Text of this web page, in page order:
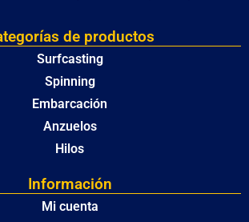
de productos
Surfcasting
Spinning
Embarcación
Anzuelos
Hilos
Información
Mi cuenta